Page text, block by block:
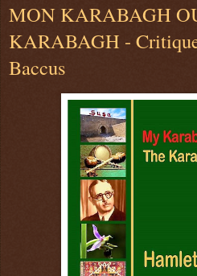
MON KARABAGH
KARABAGH -
Baccus